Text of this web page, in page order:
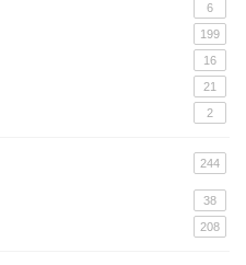
6
199
16
21
2
244
38
208